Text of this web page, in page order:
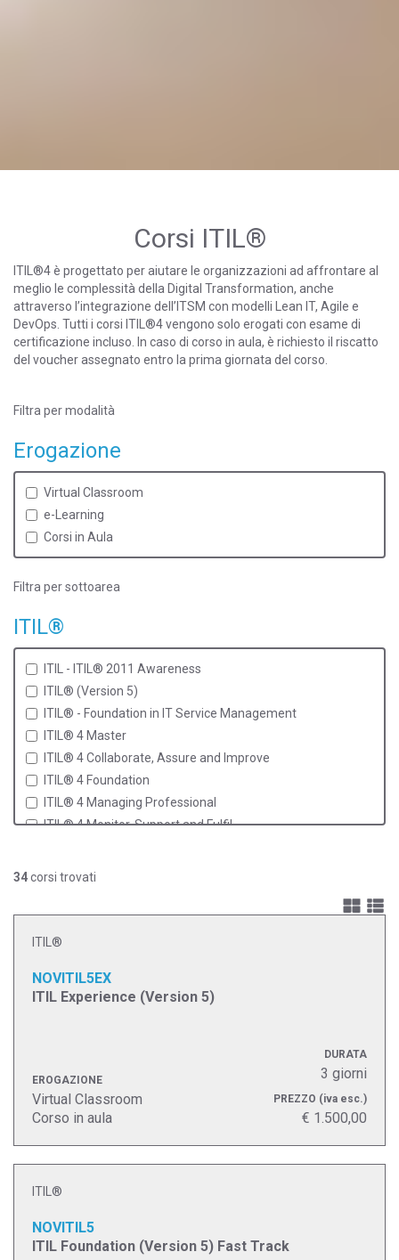
Corsi ITIL®
ITIL®4 è progettato per aiutare le organizzazioni ad affrontare al
meglio le complessità della Digital Transformation, anche
attraverso l’integrazione dell’ITSM con modelli Lean IT, Agile e
DevOps. Tutti i corsi ITIL®4 vengono solo erogati con esame di
certificazione incluso. In caso di corso in aula, è richiesto il riscatto
del voucher assegnato entro la prima giornata del corso.
Filtra per modalità
Erogazione
Virtual Classroom
e-Learning
Corsi in Aula
Filtra per sottoarea
ITIL®
ITIL - ITIL® 2011 Awareness
ITIL® (Version 5)
ITIL® - Foundation in IT Service Management
ITIL® 4 Master
ITIL® 4 Collaborate, Assure and Improve
ITIL® 4 Foundation
ITIL® 4 Managing Professional
ITIL® 4 Monitor, Support and Fulfil
ITIL® 4 Specialist Sustainability in Digital & IT
ITIL®- Expert in IT Service Management
ITIL®- Intermediate in IT Service Management
34corsi trovati
ITIL®
NOVITIL5EX
ITIL Experience (Version 5)
EROGAZIONE
Virtual Classroom
Corso in aula
DURATA
3 giorni
PREZZO (iva esc.)
€ 1.500,00
ITIL®
NOVITIL5
ITIL Foundation (Version 5) Fast Track